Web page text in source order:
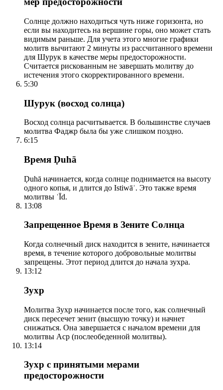
Солнце должно находиться чуть ниже горизонта, но
если вы находитесь на вершине горы, оно может стать
видимым раньше. Для учета этого многие графики
молитв вычитают 2 минуты из рассчитанного времени
для Шурук в качестве меры предосторожности.
Считается рискованным не завершать молитву до
истечения этого скорректированного времени.
5:30
Шурук (восход солнца)
Восход солнца расчитывается. В большинстве случаев
молитва Фаджр была бы уже слишком поздно.
6:15
Время Ḍuhā
Ḍuhā начинается, когда солнце поднимается на высоту
одного копья, и длится до Istiwāʾ. Это также время
молитвы ʿĪd.
13:08
Запрещенное Время в Зените Солнца
Когда солнечный диск находится в зените, начинается
время, в течение которого добровольные молитвы
запрещены. Этот период длится до начала зухра.
13:12
Зухр
Молитва Зухр начинается после того, как солнечный
диск пересечет зенит (высшую точку) и начнет
снижаться. Она завершается с началом времени для
молитвы Аср (послеобеденной молитвы).
13:14
Зухр с принятыми мерами
предосторожности